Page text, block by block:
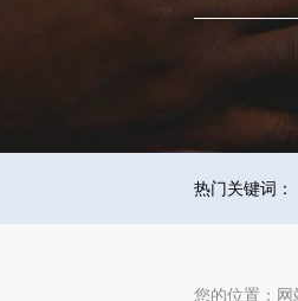
热门关键词：
您的位置：